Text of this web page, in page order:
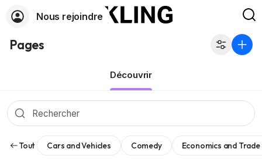
Nous rejoindre
Pages
Découvrir
Tout Cars and Vehicles Comedy Economics and Trade